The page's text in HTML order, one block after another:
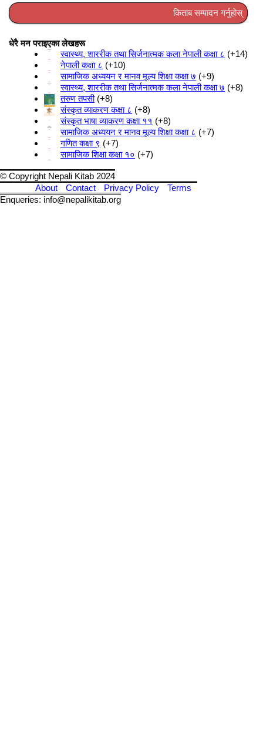
किताब सम्पादन गर्नुहोस्
धेरै मन पराइएका लेखहरू
स्वास्थ्य, शाररीक तथा सिर्जनात्मक कला नेपाली कक्षा ८
+14
नेपाली कक्षा ८
+10
सामाजिक अध्ययन र मानव मूल्य शिक्षा कक्षा ७ +9
स्वास्थ्य, शाररीक तथा सिर्जनात्मक कला नेपाली कक्षा ७ +8
तरुण तपसी +8
संस्कृत व्याकरण कक्षा ८
+8
संस्कृत भाषा व्याकरण कक्षा ११
+8
सामाजिक अध्ययन र मानव मूल्य शिक्षा कक्षा ८
+7
गणित कक्षा ९
+7
सामाजिक शिक्षा कक्षा १० +7
© Copyright Nepali Kitab 2024
About
Contact Privacy Policy
Terms
Enqueries: info@nepalikitab.org